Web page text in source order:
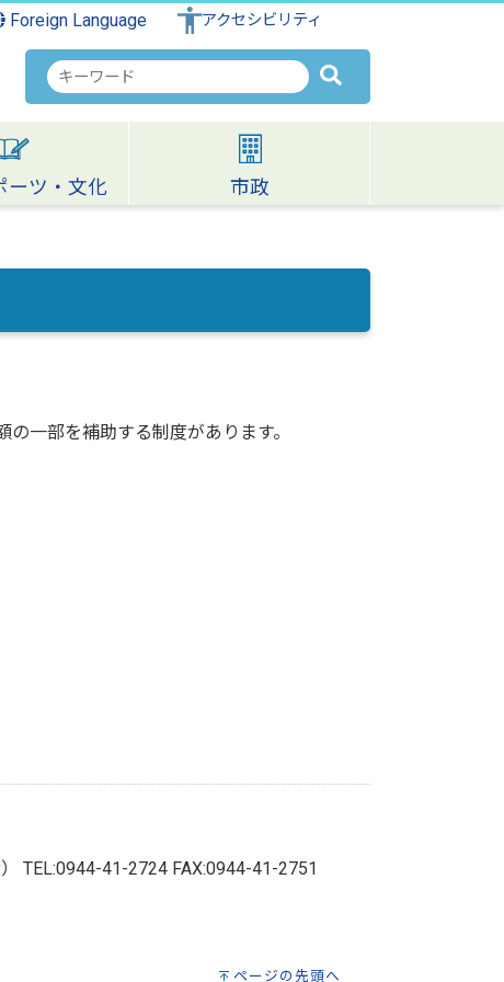
Foreign Language アクセシビリティ
検
索
キ
ワ
ー
ーツ・文化 市政
一部を補助する制度があります。
TEL:0944-41-2724 FAX:0944-41-2751
ページの先頭へ